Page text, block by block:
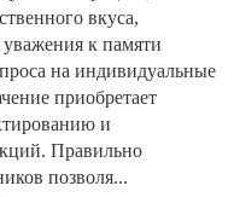
вкуса,
к памяти
на индивидуальные
приобретает
и
Правильно
позволя...